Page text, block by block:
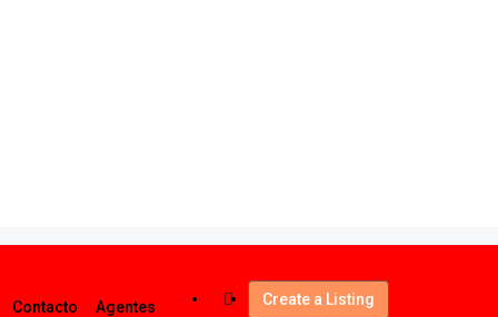
Contacto Agentes Create a Listing